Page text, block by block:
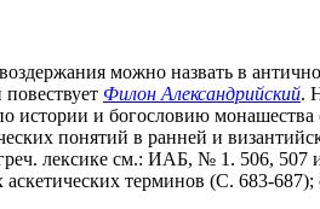
можно назвать в
повествует Филон Александрийский.
истории и богословию
понятий в ранней и
лексике см.: ИАБ, № 1. 506,
терминов (С. 683-